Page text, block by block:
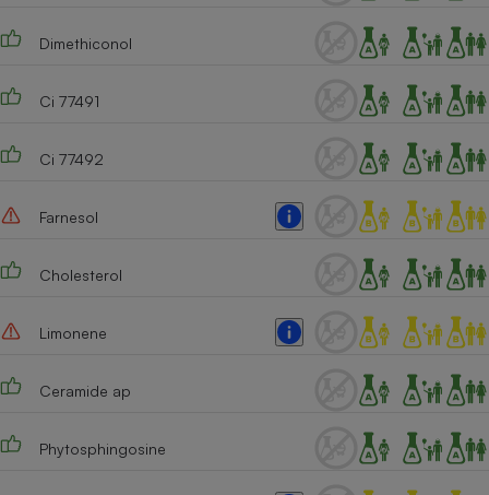
Dimethiconol
Ci 77491
Ci 77492
Farnesol
Cholesterol
Limonene
Ceramide ap
Phytosphingosine